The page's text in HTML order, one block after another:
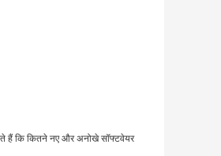
हैं कि कितने नए और अनोखे सॉफ्टवेयर